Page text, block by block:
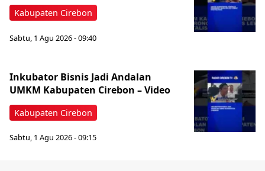
Kabupaten Cirebon
Sabtu, 1 Agu 2026 - 09:40
Kabupaten Cirebon
‎Inkubator Bisnis Jadi Andalan
UMKM Kabupaten Cirebon – Video
Sabtu, 1 Agu 2026 - 09:15